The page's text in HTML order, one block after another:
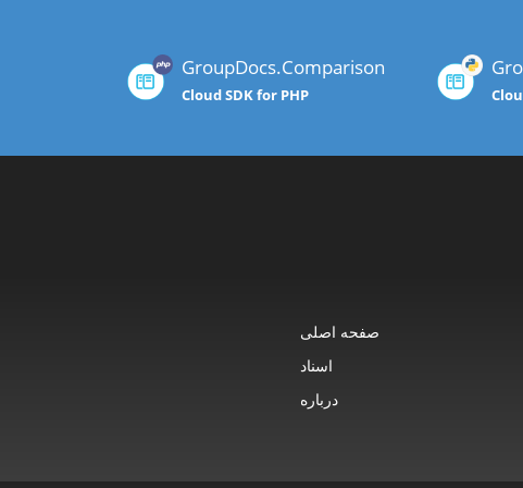
GroupDocs.Comparison
Cloud SDK for PHP
صفحه اصلی
اسناد
درباره